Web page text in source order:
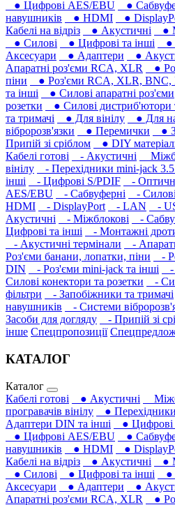
● Цифрові AES/EBU
●
навушників‎
● HDMI ●
Кабелі на відріз
● Акустичні ●
● Силові
● Цифрові та інші
●
Аксесуари
● Адаптери ●
Апаратні роз'єми RCA, XLR
●
піни
● Роз'єми RCA, XLR, BNC,
та інші
● Силові апаратні роз'єми
розетки
● Силові дистриб'ютори
та тримачі
● Для вінілу ● Для
вібророзв'язки
● Перемички ●
Припій зі сріблом
● DIY
Кабелі готові
- Акустичні
вінілу
- Перехідники mini-jack
інші
- Цифрові S/PDIF -
AES/EBU
- Сабвуферні -
HDMI
- DisplayPort - LAN -
Акустичні
- Міжблокові -
Цифрові та інші
- Монтажні
- Акустичні термінали
-
Роз'єми банани, лопатки, піни
-
DIN
- Роз'єми mini-jack та інші -
Силові конектори та розетки
-
фільтри
- Запобіжники та тримачі
навушників‎
- Системи
Засоби для догляду
- Припій зі
інше Спецпропозиції
КАТАЛОГ
Каталог
Кабелі готові
● Акустичні
програвачів вінілу
●
Адаптери DIN та інші
● Цифрові
● Цифрові AES/EBU
●
навушників‎
● HDMI ●
Кабелі на відріз
● Акустичні ●
● Силові
● Цифрові та інші
●
Аксесуари
● Адаптери ●
Апаратні роз'єми RCA, XLR
●